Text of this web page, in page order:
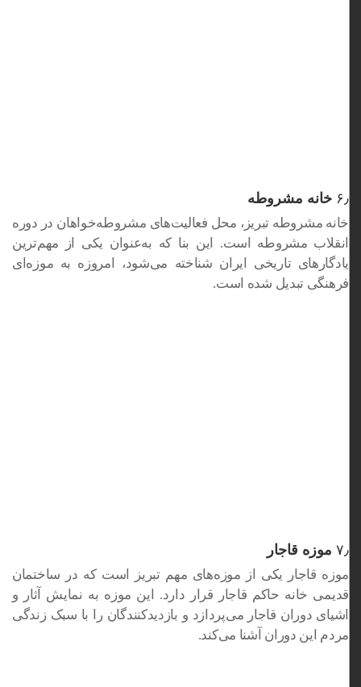
۶٫ خانه مشروطه
خانه مشروطه تبریز، محل فعالیت‌های مشروطه‌خواهان در دوره
انقلاب مشروطه است. این بنا که به‌عنوان یکی از مهم‌ترین
یادگارهای تاریخی ایران شناخته می‌شود، امروزه به موزه‌ای
فرهنگی تبدیل شده است.
۷٫ موزه قاجار
موزه قاجار یکی از موزه‌های مهم تبریز است که در ساختمان
قدیمی خانه حاکم قاجار قرار دارد. این موزه به نمایش آثار و
اشیای دوران قاجار می‌پردازد و بازدیدکنندگان را با سبک زندگی
مردم این دوران آشنا می‌کند.